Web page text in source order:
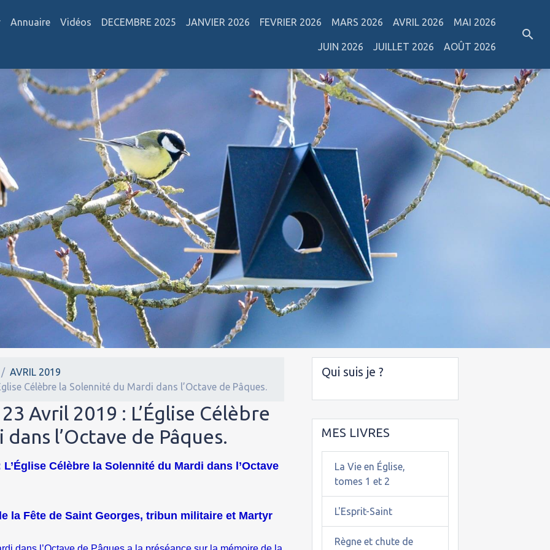
Annuaire Vidéos DECEMBRE 2025 JANVIER 2026 FEVRIER 2026 MARS 2026 AVRIL 2026 MAI 2026
JUIN 2026 JUILLET 2026 AOÛT 2026
AVRIL 2019
Célèbre la Solennité du Mardi dans l’Octave de Pâques.
Avril 2019 : L’Église Célèbre
l’Octave de Pâques.
Célèbre la Solennité du Mardi dans l’Octave
la Fête de Saint Georges, tribun militaire et Martyr
Qui suis je ?
MES LIVRES
La Vie en Église,
tomes 1 et 2
L'Esprit-Saint
Règne et chute de